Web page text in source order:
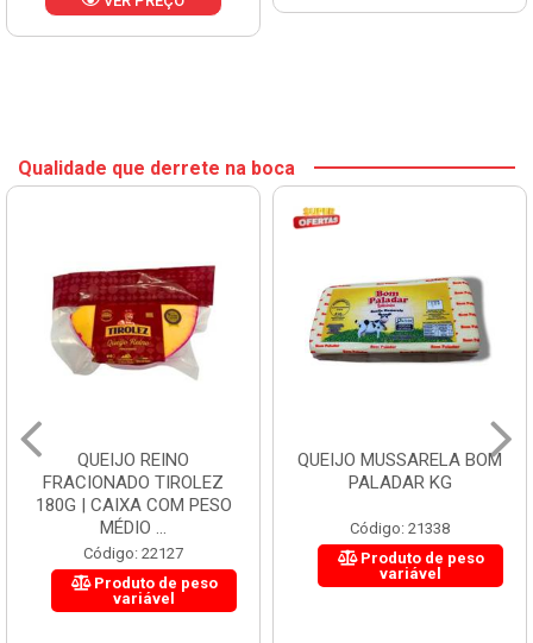
Qualidade que derrete na boca
QUEIJO REINO
FRACIONADO TIROLEZ
180G | CAIXA COM PESO
MÉDIO ...
Código: 22127
Produto de peso
variável
QUEIJO MUSSARELA BOM
PALADAR KG
Código: 21338
Produto de peso
variável